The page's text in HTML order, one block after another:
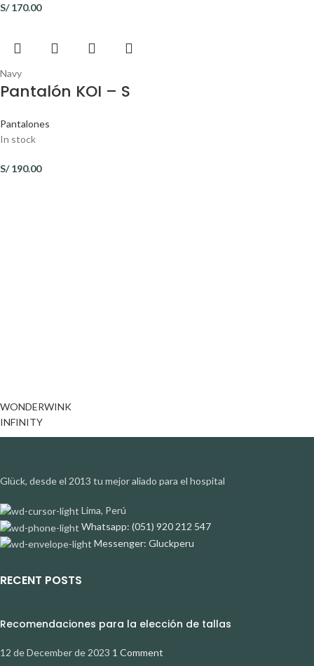
S/170.00
Navy
Pantalón KOI – S
Pantalones
In stock
S/190.00
WONDERWINK
INFINITY
Glück, desde el 2013 tu mejor aliado para el hospital
Lima, Perú
Whatsapp: (051) 920 212 547
Messenger: Gluckperu
RECENT POSTS
Recomendaciones para la elección de tallas
12 de December de 2023 1 Comment